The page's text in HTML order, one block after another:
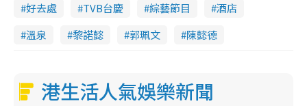
好去處 TVB台慶 綜藝節目
酒店
溫泉
黎諾懿 郭珮文 陳懿德
港生活人氣娛樂新聞